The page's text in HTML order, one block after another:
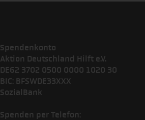
Spendenkonto
Aktion Deutschland Hilft e.V.
DE62 3702 0500 0000 1020 30
BIC: BFSWDE33XXX
SozialBank
Spenden per Telefon: